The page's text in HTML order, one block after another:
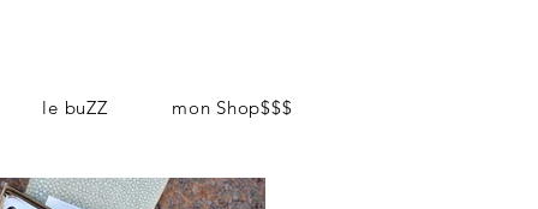
le buZZ mon Shop$$$